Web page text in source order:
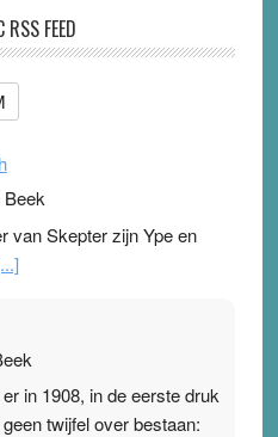
RSS FEED
Beek
van Skepter zijn Ype en
in 1908, in de eerste druk
twijfel over bestaan: